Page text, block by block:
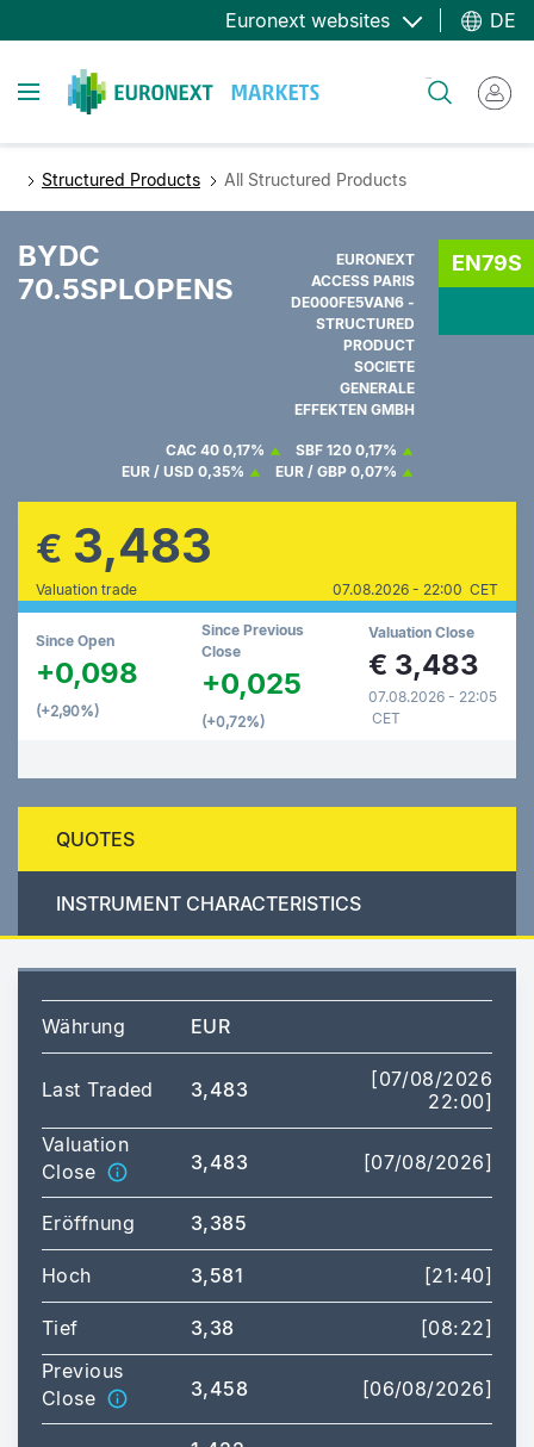
zum
Euronext websites DE
Toggle navigation
Structured Products All Structured Products
BYDC
70.5SPLOPENS
EURONEXT
ACCESS PARIS
DE000FE5VAN6 -
STRUCTURED
PRODUCT
SOCIETE
GENERALE
EFFEKTEN GMBH
EN79S
CAC 40 0,17% SBF 120 0,17%
EUR / USD 0,35% EUR / GBP 0,07%
€ 3,483
Valuation trade 07.08.2026 - 22:00 CET
Since Open
+0,098
(+2,90%)
Since Previous
Close
+0,025
(+0,72%)
Valuation Close
€ 3,483
07.08.2026 - 22:05
CET
QUOTES
INSTRUMENT CHARACTERISTICS
Währung EUR
Last Traded 3,483
[07/08/2026
22:00]
Valuation
Close
3,483 [07/08/2026]
Eröffnung 3,385
Hoch 3,581 [21:40]
Tief 3,38
[08:22]
Previous
Close
3,458 [06/08/2026]